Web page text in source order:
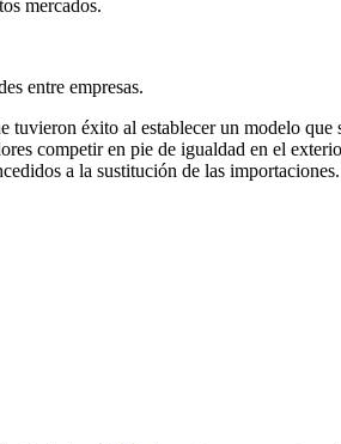
mercados.
entre empresas.
éxito al establecer un modelo que
competir en pie de igualdad en el
a la sustitución de las importaciones.